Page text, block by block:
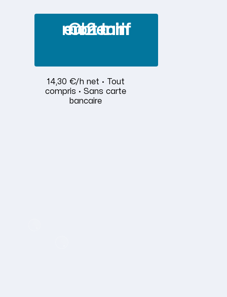
Obtenir mon tarif en 2 min
14,30 €/h net · Tout
compris · Sans carte
bancaire